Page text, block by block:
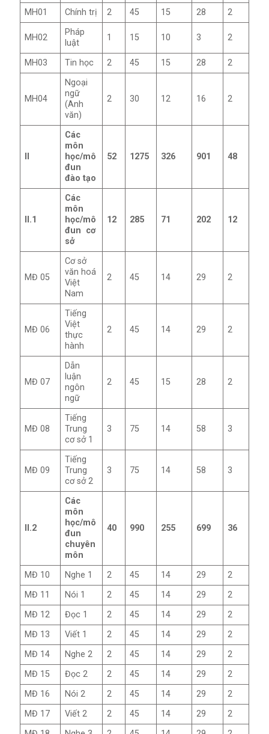
MH01 Chính trị 2 45 15 28 2
MH02
Pháp
luật
1 15 10 3 2
MH03 Tin học 2 45 15 28 2
MH04
Ngoại
ngữ
(Anh
văn)
2 30 12 16 2
Các
môn
học/mô
đun
đào tạo
52 1275 326 901 48
II.1
Các
môn
học/mô
đun cơ
sở
12 285 71 202 12
MĐ 05
Cơ sở
văn hoá
Việt
Nam
2 45 14 29 2
MĐ 06
Tiếng
Việt
thực
hành
2 45 14 29 2
MĐ 07
Dẫn
luận
ngôn
ngữ
2 45 15 28 2
MĐ 08
Tiếng
Trung
cơ sở 1
3 75 14 58 3
MĐ 09
Tiếng
Trung
cơ sở 2
3 75 14 58 3
II.2
Các
môn
học/mô
đun
chuyên
môn
40 990 255 699 36
MĐ 10 Nghe 1 2 45 14 29
2
MĐ 11
Nói 1 2 45 14 29
2
MĐ 12
Đọc 1 2 45 14 29
2
MĐ 13
Viết 1 2 45 14 29
2
MĐ 14
Nghe 2 2 45 14 29
2
MĐ 15
Đọc 2 2 45 14 29
2
MĐ 16
Nói 2 2 45 14 29
2
MĐ 17
Viết 2 2 45 14 29
2